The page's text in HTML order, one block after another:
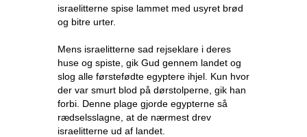
israelitterne spise lammet med usyret brød
og bitre urter.
Mens israelitterne sad rejseklare i deres
huse og spiste, gik Gud gennem landet og
slog alle førstefødte egyptere ihjel. Kun hvor
der var smurt blod på dørstolperne, gik han
forbi. Denne plage gjorde egypterne så
rædselsslagne, at de nærmest drev
israelitterne ud af landet.